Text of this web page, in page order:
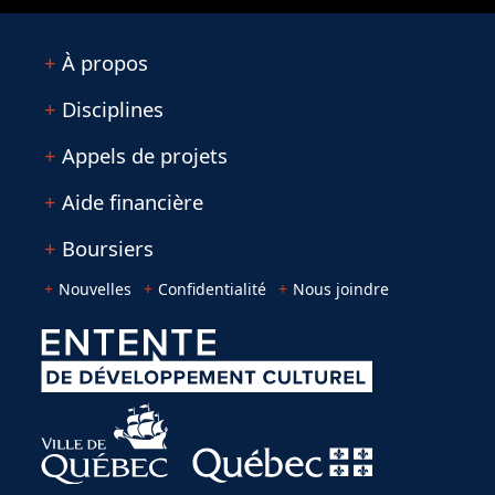
À propos
Disciplines
Appels de projets
Aide financière
Boursiers
Nouvelles Confidentialité Nous joindre